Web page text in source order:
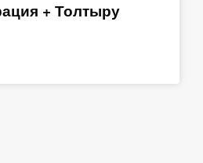
+ Толтыру